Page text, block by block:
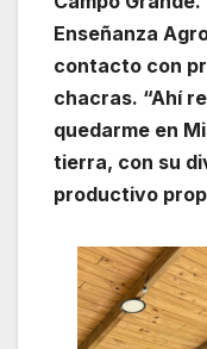
Enseñanza
contacto con
chacras. “Ahí
quedarme en
tierra, con su
productivo